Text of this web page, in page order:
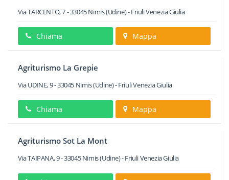
Via TARCENTO, 7-33045Nimis(Udine) -Friuli Venezia Giulia
Chiama Mappa
Agriturismo La Grepie
Via UDINE, 9-33045 Nimis(Udine) -Friuli Venezia Giulia
Chiama Mappa
Agriturismo Sot La Mont
Via TAIPANA, 9-33045 Nimis(Udine) -Friuli Venezia Giulia